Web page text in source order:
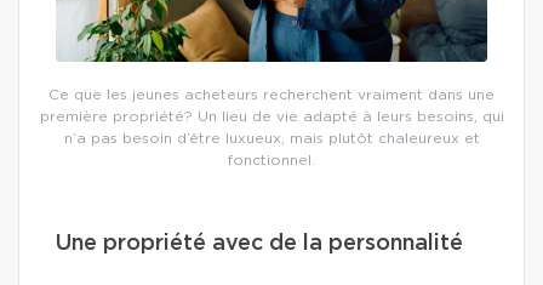
Ce que les jeunes acheteurs recherchent vraiment dans une
première propriété? Un lieu de vie adapté à leurs besoins, qui
n’a pas besoin d’être luxueux, mais plutôt chaleureux et
fonctionnel.
Une propriété avec de la personnalité